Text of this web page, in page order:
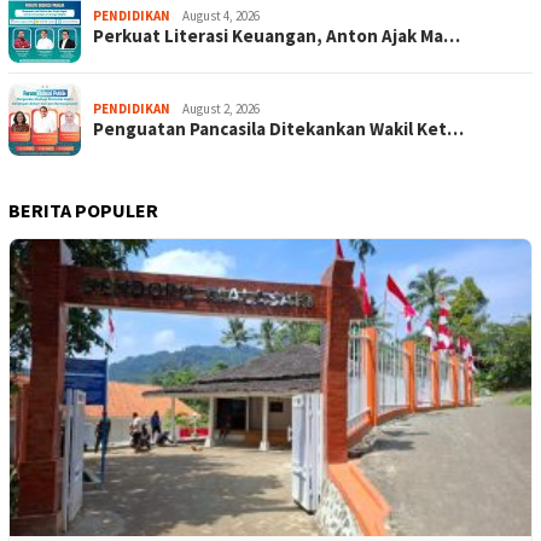
PENDIDIKAN August 4, 2026
Perkuat Literasi Keuangan, Anton Ajak Ma…
PENDIDIKAN August 2, 2026
Penguatan Pancasila Ditekankan Wakil Ket…
BERITA POPULER